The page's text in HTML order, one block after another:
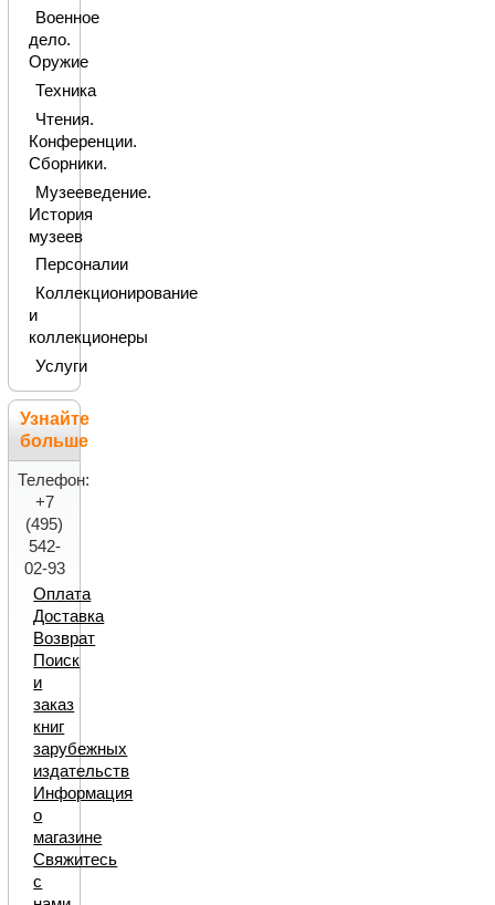
Военное
дело.
Оружие
Техника
Чтения.
Конференции.
Сборники.
Музееведение.
История
музеев
Персоналии
Коллекционирование
и
коллекционеры
Услуги
Узнайте
больше
Телефон:
+7
(495)
542-
02-93
Оплата
Доставка
Возврат
Поиск
и
заказ
книг
зарубежных
издательств
Информация
о
магазине
Свяжитесь
с